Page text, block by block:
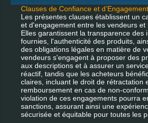
Clauses de Confiance et
Les présentes clauses établissent un
et d'engagement entre les vendeurs et
Elles garantissent la transparence des
fournies, l'authenticité des produits,
des obligations légales en matière de
vendeurs s'engagent à proposer des
aux descriptions et à assurer un
réactif, tandis que les acheteurs
claires, incluant le droit de rétractation
remboursement en cas de non-
violation de ces engagements pourra
sanctions, assurant ainsi une
sécurisée et équitable pour toutes les